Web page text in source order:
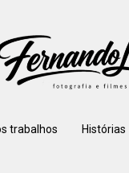
trabalhos Histórias